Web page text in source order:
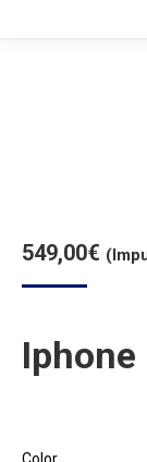
549,00€
Iphone